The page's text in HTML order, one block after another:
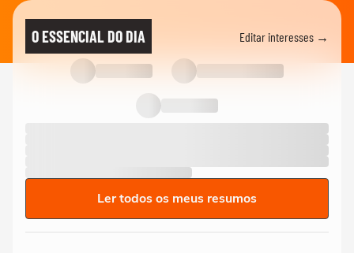
O ESSENCIAL DO DIA Editar interesses →
Ler todos os meus resumos